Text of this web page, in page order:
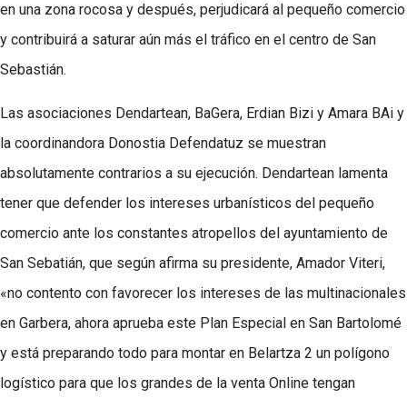
en una zona rocosa y después, perjudicará al pequeño comercio
y contribuirá a saturar aún más el tráfico en el centro de San
Sebastián.
Las asociaciones Dendartean, BaGera, Erdian Bizi y Amara BAi y
la coordinandora Donostia Defendatuz se muestran
absolutamente contrarios a su ejecución. Dendartean lamenta
tener que defender los intereses urbanísticos del pequeño
comercio ante los constantes atropellos del ayuntamiento de
San Sebatián, que según afirma su presidente, Amador Viteri,
«no contento con favorecer los intereses de las multinacionales
en Garbera, ahora aprueba este Plan Especial en San Bartolomé
y está preparando todo para montar en Belartza 2 un polígono
logístico para que los grandes de la venta Online tengan